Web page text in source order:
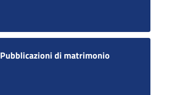
Pubblicazioni di matrimonio